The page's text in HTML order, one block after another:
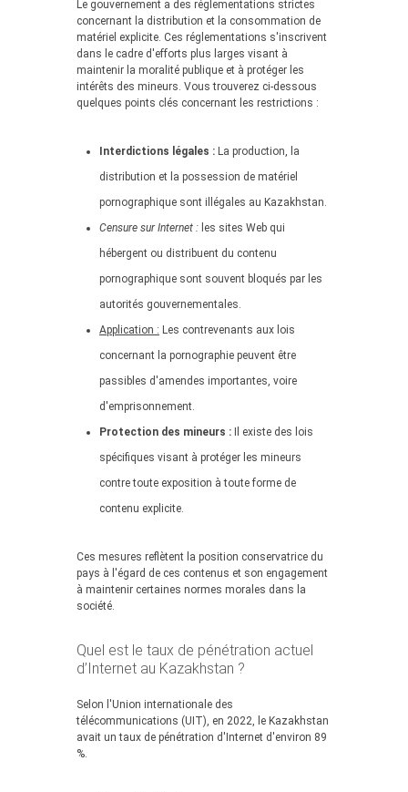
Le gouvernement a des réglementations strictes
concernant la distribution et la consommation de
matériel explicite. Ces réglementations s'inscrivent
dans le cadre d'efforts plus larges visant à
maintenir la moralité publique et à protéger les
intérêts des mineurs. Vous trouverez ci-dessous
quelques points clés concernant les restrictions :
Interdictions légales : La production, la
distribution et la possession de matériel
pornographique sont illégales au Kazakhstan.
Censure sur Internet : les sites Web qui
hébergent ou distribuent du contenu
pornographique sont souvent bloqués par les
autorités gouvernementales.
Application : Les contrevenants aux lois
concernant la pornographie peuvent être
passibles d'amendes importantes, voire
d'emprisonnement.
Protection des mineurs : Il existe des lois
spécifiques visant à protéger les mineurs
contre toute exposition à toute forme de
contenu explicite.
Ces mesures reflètent la position conservatrice du
pays à l'égard de ces contenus et son engagement
à maintenir certaines normes morales dans la
société.
Quel est le taux de pénétration actuel
d’Internet au Kazakhstan ?
Selon l'Union internationale des
télécommunications (UIT), en 2022, le Kazakhstan
avait un taux de pénétration d'Internet d'environ 89
%.